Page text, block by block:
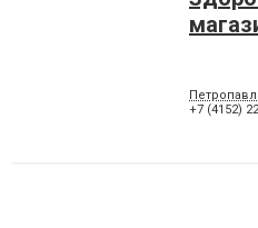
+7 (4152)